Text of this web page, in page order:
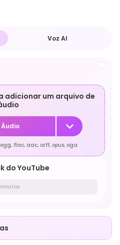
Voz AI
adicionar um arquivo de
flac, aac, aiff, opus, oga
do YouTube